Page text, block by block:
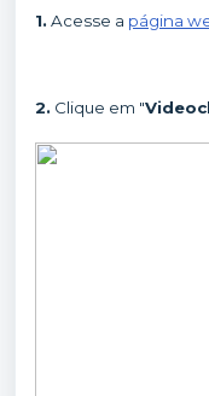
1. Acesse a página
2. Clique em "